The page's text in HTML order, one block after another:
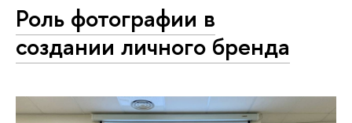
Роль фотографии в
создании личного бренда